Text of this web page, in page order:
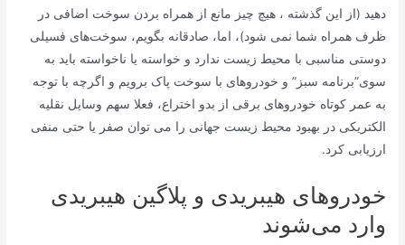
دهید (از این گذشته ، هیچ چیز مانع از همراه بردن سوخت اضافی در
ظرف همراه شما نمی شود)، اما، صادقانه بگویم، سوخت‌های فسیلی
دوستی مناسبی با محیط زیست ندارد و خواسته یا ناخواسته باید به
سوی”برنامه سبز” و خودروهای با سوخت پاک برویم و اگرچه با توجه
به عمر کوتاه خودروهای برقی از بدو اختراع، فعلا سهم وسایل نقلیه
الکتریکی در بهبود محیط زیست جهانی را می توان صفر یا حتی منفی
ارزیابی کرد.
خودروهای هیبریدی و پلاگین هیبریدی
وارد می‌شوند